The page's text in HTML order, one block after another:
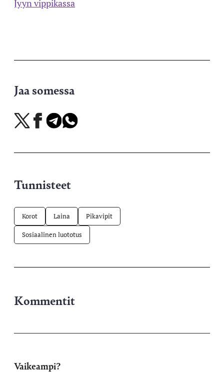
Jyyn vippikassa
Jaa somessa
Jaa
X-
Jaa
Facebookissa
Jaa
Telegramissa
Jaa
WhatsAppissa
Tunnisteet
Korot Laina Pikavipit
Sosiaalinen luototus
Kommentit
Vaikeampi?